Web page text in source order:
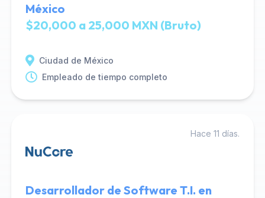
México
$20,000 a 25,000 MXN (Bruto)
Ciudad de México
Empleado de tiempo completo
Hace 11 días.
Desarrollador de Software T.I. en